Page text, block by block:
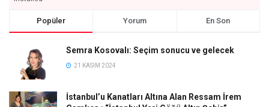
Popüler Yorum En Son
Semra Kosovalı: Seçim sonucu ve gelecek
21 KASIM 2024
İstanbul’u Kanatları Altına Alan Ressam İrem